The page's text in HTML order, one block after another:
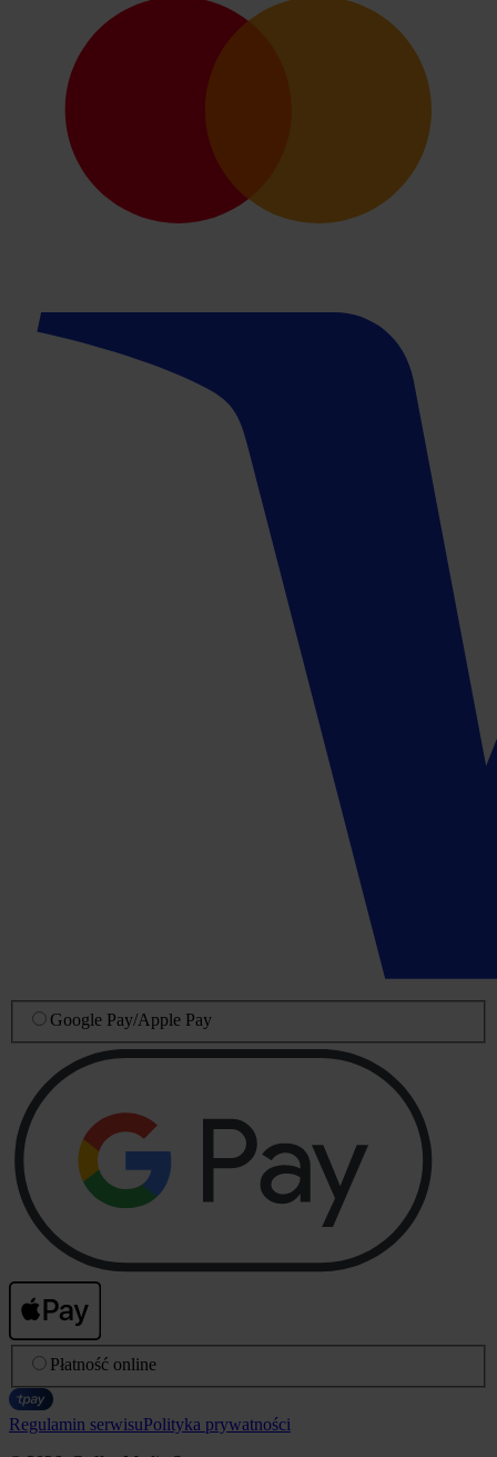
Google Pay/Apple Pay
Płatność online
Regulamin serwisuPolityka prywatności